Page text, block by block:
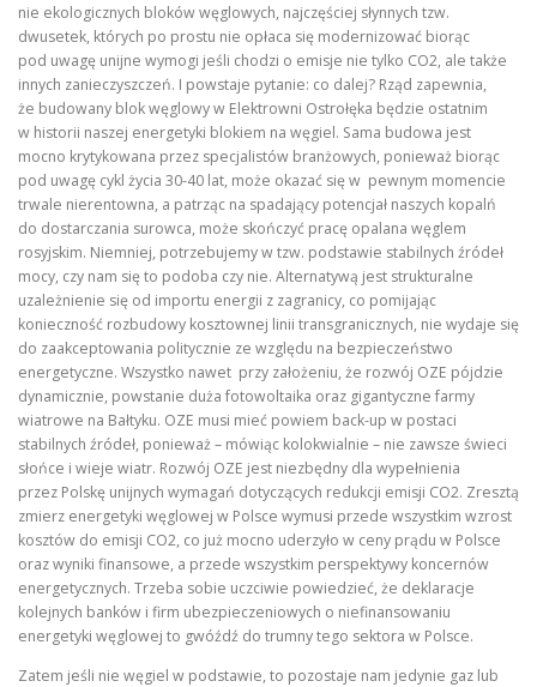
nie ekologicznych bloków węglowych, najczęściej słynnych tzw.
dwusetek, których po prostu nie opłaca się modernizować biorąc
pod uwagę unijne wymogi jeśli chodzi o emisje nie tylko CO2, ale także
innych zanieczyszczeń. I powstaje pytanie: co dalej? Rząd zapewnia,
że budowany blok węglowy w Elektrowni Ostrołęka będzie ostatnim
w historii naszej energetyki blokiem na węgiel. Sama budowa jest
mocno krytykowana przez specjalistów branżowych, ponieważ biorąc
pod uwagę cykl życia 30-40 lat, może okazać się w pewnym momencie
trwale nierentowna, a patrząc na spadający potencjał naszych kopalń
do dostarczania surowca, może skończyć pracę opalana węglem
rosyjskim. Niemniej, potrzebujemy w tzw. podstawie stabilnych źródeł
mocy, czy nam się to podoba czy nie. Alternatywą jest strukturalne
uzależnienie się od importu energii z zagranicy, co pomijając
konieczność rozbudowy kosztownej linii transgranicznych, nie wydaje się
do zaakceptowania politycznie ze względu na bezpieczeństwo
energetyczne. Wszystko nawet przy założeniu, że rozwój OZE pójdzie
dynamicznie, powstanie duża fotowoltaika oraz gigantyczne farmy
wiatrowe na Bałtyku. OZE musi mieć powiem back-up w postaci
stabilnych źródeł, ponieważ – mówiąc kolokwialnie – nie zawsze świeci
słońce i wieje wiatr. Rozwój OZE jest niezbędny dla wypełnienia
przez Polskę unijnych wymagań dotyczących redukcji emisji CO2. Zresztą
zmierz energetyki węglowej w Polsce wymusi przede wszystkim wzrost
kosztów do emisji CO2, co już mocno uderzyło w ceny prądu w Polsce
oraz wyniki finansowe, a przede wszystkim perspektywy koncernów
energetycznych. Trzeba sobie uczciwie powiedzieć, że deklaracje
kolejnych banków i firm ubezpieczeniowych o niefinansowaniu
energetyki węglowej to gwóźdź do trumny tego sektora w Polsce.
Zatem jeśli nie węgiel w podstawie, to pozostaje nam jedynie gaz lub